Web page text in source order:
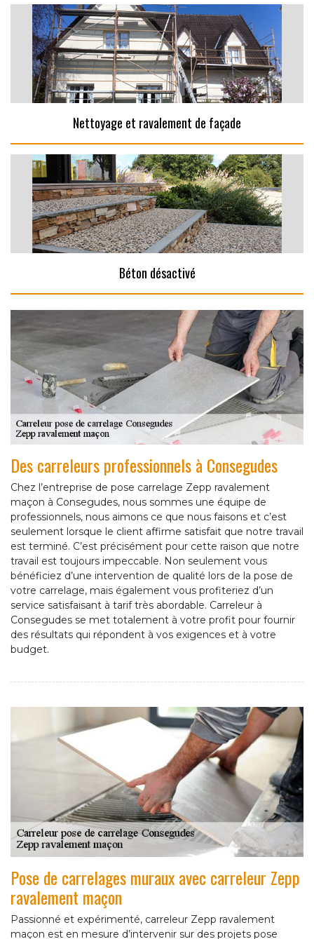
Nettoyage et ravalement de façade
Béton désactivé
Des carreleurs professionnels à Consegudes
Chez l’entreprise de pose carrelage Zepp ravalement
maçon à Consegudes, nous sommes une équipe de
professionnels, nous aimons ce que nous faisons et c’est
seulement lorsque le client affirme satisfait que notre travail
est terminé. C’est précisément pour cette raison que notre
travail est toujours impeccable. Non seulement vous
bénéficiez d’une intervention de qualité lors de la pose de
votre carrelage, mais également vous profiteriez d’un
service satisfaisant à tarif très abordable. Carreleur à
Consegudes se met totalement à votre profit pour fournir
des résultats qui répondent à vos exigences et à votre
budget.
Pose de carrelages muraux avec carreleur Zepp
ravalement maçon
Passionné et expérimenté, carreleur Zepp ravalement
maçon est en mesure d’intervenir sur des projets pose